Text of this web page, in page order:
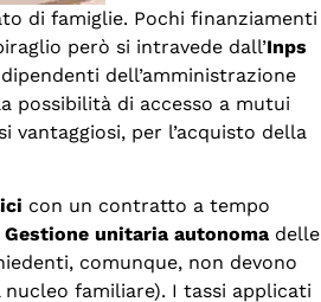
di famiglie. Pochi finanziamenti
però si intravede dall’Inps
dell’amministrazione
possibilità di accesso a mutui
vantaggiosi, per l’acquisto della
con un contratto a tempo
Gestione unitaria autonoma delle
comunque, non devono
familiare). I tassi applicati